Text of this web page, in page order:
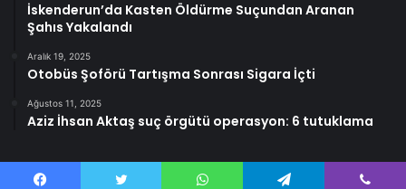
İskenderun’da Kasten Öldürme Suçundan Aranan
Şahıs Yakalandı
Aralık 19, 2025
Otobüs Şoförü Tartışma Sonrası Sigara İçti
Ağustos 11, 2025
Aziz İhsan Aktaş suç örgütü operasyon: 6 tutuklama